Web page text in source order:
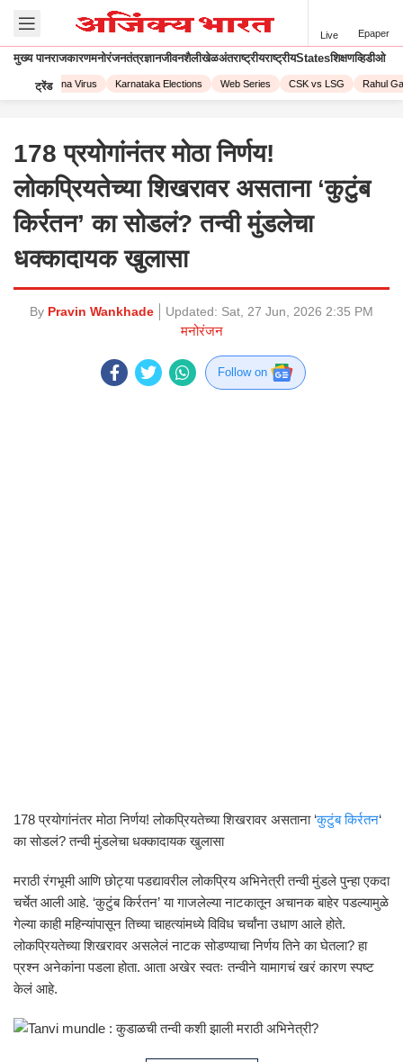
Live Epaper
मुख्य पानराजकारणमनोरंजनतंत्रज्ञानजीवनशैलीखेळअंतराष्ट्रीयराष्ट्रीयStatesशिक्षणव्हिडीओ
ट्रेंड
Corona Virus Karnataka Elections Web Series CSK vs LSG Rahul
178 प्रयोगांनंतर मोठा निर्णय!
लोकप्रियतेच्या शिखरावर असताना ‘कुटुंब
किर्रतन’ का सोडलं? तन्वी मुंडलेचा
धक्कादायक खुलासा
By Pravin Wankhade Updated: Sat, 27 Jun, 2026 2:35 PM
मनोरंजन
Follow on
178 प्रयोगांनंतर मोठा निर्णय! लोकप्रियतेच्या शिखरावर असताना ‘कुटुंब किर्रतन‘
का सोडलं? तन्वी मुंडलेचा धक्कादायक खुलासा
मराठी रंगभूमी आणि छोट्या पडद्यावरील लोकप्रिय अभिनेत्री तन्वी मुंडले पुन्हा एकदा
चर्चेत आली आहे. ‘कुटुंब किर्रतन’ या गाजलेल्या नाटकातून अचानक बाहेर पडल्यामुळे
गेल्या काही महिन्यांपासून तिच्या चाहत्यांमध्ये विविध चर्चांना उधाण आले होते.
लोकप्रियतेच्या शिखरावर असलेलं नाटक सोडण्याचा निर्णय तिने का घेतला? हा
प्रश्न अनेकांना पडला होता. आता अखेर स्वतः तन्वीने यामागचं खरं कारण स्पष्ट
केलं आहे.